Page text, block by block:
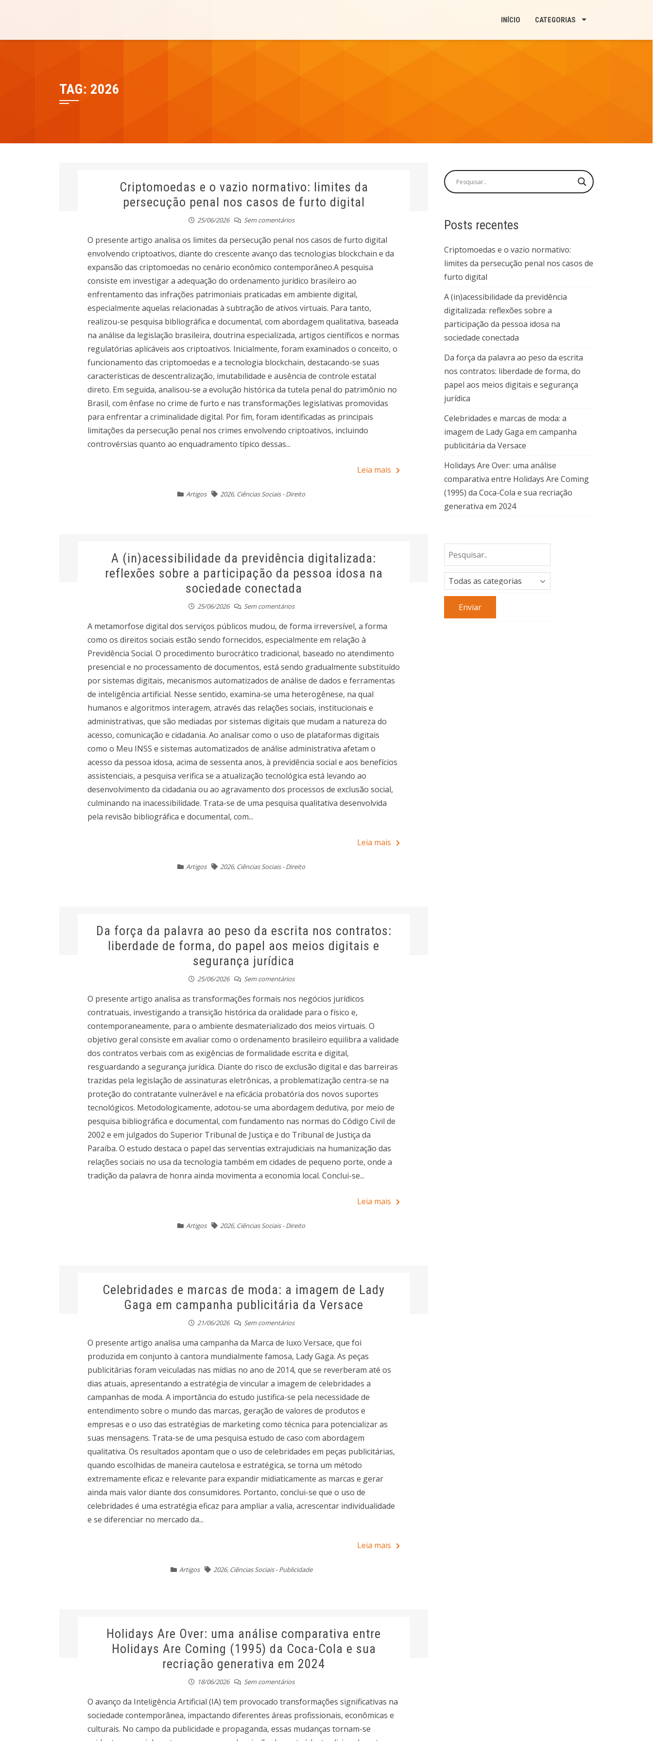
INÍCIO CATEGORIAS
TAG: 2026
Criptomoedas e o vazio normativo: limites da
persecução penal nos casos de furto digital
25/06/2026 Sem comentários
O presente artigo analisa os limites da persecução penal nos casos de furto digital
envolvendo criptoativos, diante do crescente avanço das tecnologias blockchain e da
expansão das criptomoedas no cenário econômico contemporâneo.A pesquisa
consiste em investigar a adequação do ordenamento jurídico brasileiro ao
enfrentamento das infrações patrimoniais praticadas em ambiente digital,
especialmente aquelas relacionadas à subtração de ativos virtuais. Para tanto,
realizou-se pesquisa bibliográfica e documental, com abordagem qualitativa, baseada
na análise da legislação brasileira, doutrina especializada, artigos científicos e normas
regulatórias aplicáveis aos criptoativos. Inicialmente, foram examinados o conceito, o
funcionamento das criptomoedas e a tecnologia blockchain, destacando-se suas
características de descentralização, imutabilidade e ausência de controle estatal
direto. Em seguida, analisou-se a evolução histórica da tutela penal do patrimônio no
Brasil, com ênfase no crime de furto e nas transformações legislativas promovidas
para enfrentar a criminalidade digital. Por fim, foram identificadas as principais
limitações da persecução penal nos crimes envolvendo criptoativos, incluindo
controvérsias quanto ao enquadramento típico dessas...
Leia mais
Artigos 2026, Ciências Sociais - Direito
A (in)acessibilidade da previdência digitalizada:
reflexões sobre a participação da pessoa idosa na
sociedade conectada
25/06/2026 Sem comentários
A metamorfose digital dos serviços públicos mudou, de forma irreversível, a forma
como os direitos sociais estão sendo fornecidos, especialmente em relação à
Previdência Social. O procedimento burocrático tradicional, baseado no atendimento
presencial e no processamento de documentos, está sendo gradualmente substituído
por sistemas digitais, mecanismos automatizados de análise de dados e ferramentas
de inteligência artificial. Nesse sentido, examina-se uma heterogênese, na qual
humanos e algoritmos interagem, através das relações sociais, institucionais e
administrativas, que são mediadas por sistemas digitais que mudam a natureza do
acesso, comunicação e cidadania. Ao analisar como o uso de plataformas digitais
como o Meu INSS e sistemas automatizados de análise administrativa afetam o
acesso da pessoa idosa, acima de sessenta anos, à previdência social e aos benefícios
assistenciais, a pesquisa verifica se a atualização tecnológica está levando ao
desenvolvimento da cidadania ou ao agravamento dos processos de exclusão social,
culminando na inacessibilidade. Trata-se de uma pesquisa qualitativa desenvolvida
pela revisão bibliográfica e documental, com...
Leia mais
Artigos 2026, Ciências Sociais - Direito
Da força da palavra ao peso da escrita nos contratos:
liberdade de forma, do papel aos meios digitais e
segurança jurídica
25/06/2026 Sem comentários
O presente artigo analisa as transformações formais nos negócios jurídicos
contratuais, investigando a transição histórica da oralidade para o físico e,
contemporaneamente, para o ambiente desmaterializado dos meios virtuais. O
objetivo geral consiste em avaliar como o ordenamento brasileiro equilibra a validade
dos contratos verbais com as exigências de formalidade escrita e digital,
resguardando a segurança jurídica. Diante do risco de exclusão digital e das barreiras
trazidas pela legislação de assinaturas eletrônicas, a problematização centra-se na
proteção do contratante vulnerável e na eficácia probatória dos novos suportes
tecnológicos. Metodologicamente, adotou-se uma abordagem dedutiva, por meio de
pesquisa bibliográfica e documental, com fundamento nas normas do Código Civil de
2002 e em julgados do Superior Tribunal de Justiça e do Tribunal de Justiça da
Paraíba. O estudo destaca o papel das serventias extrajudiciais na humanização das
relações sociais no usa da tecnologia também em cidades de pequeno porte, onde a
tradição da palavra de honra ainda movimenta a economia local. Conclui-se...
Leia mais
Artigos 2026, Ciências Sociais - Direito
Celebridades e marcas de moda: a imagem de Lady
Gaga em campanha publicitária da Versace
21/06/2026 Sem comentários
O presente artigo analisa uma campanha da Marca de luxo Versace, que foi
produzida em conjunto à cantora mundialmente famosa, Lady Gaga. As peças
publicitárias foram veiculadas nas mídias no ano de 2014, que se reverberam até os
dias atuais, apresentando a estratégia de vincular a imagem de celebridades a
campanhas de moda. A importância do estudo justifica-se pela necessidade de
entendimento sobre o mundo das marcas, geração de valores de produtos e
empresas e o uso das estratégias de marketing como técnica para potencializar as
suas mensagens. Trata-se de uma pesquisa estudo de caso com abordagem
qualitativa. Os resultados apontam que o uso de celebridades em peças publicitárias,
quando escolhidas de maneira cautelosa e estratégica, se torna um método
extremamente eficaz e relevante para expandir midiaticamente as marcas e gerar
ainda mais valor diante dos consumidores. Portanto, conclui-se que o uso de
celebridades é uma estratégia eficaz para ampliar a valia, acrescentar individualidade
e se diferenciar no mercado da...
Leia mais
Artigos 2026, Ciências Sociais - Publicidade
Holidays Are Over: uma análise comparativa entre
Holidays Are Coming (1995) da Coca-Cola e sua
recriação generativa em 2024
18/06/2026 Sem comentários
O avanço da Inteligência Artificial (IA) tem provocado transformações significativas na
sociedade contemporânea, impactando diferentes áreas profissionais, econômicas e
culturais. No campo da publicidade e propaganda, essas mudanças tornam-se
Posts recentes
Criptomoedas e o vazio normativo:
limites da persecução penal nos casos de
furto digital
A (in)acessibilidade da previdência
digitalizada: reflexões sobre a
participação da pessoa idosa na
sociedade conectada
Da força da palavra ao peso da escrita
nos contratos: liberdade de forma, do
papel aos meios digitais e segurança
jurídica
Celebridades e marcas de moda: a
imagem de Lady Gaga em campanha
publicitária da Versace
Holidays Are Over: uma análise
comparativa entre Holidays Are Coming
(1995) da Coca-Cola e sua recriação
generativa em 2024